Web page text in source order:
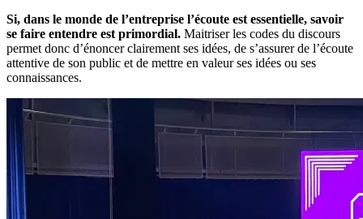
Si, dans le monde de l’entreprise l’écoute est essentielle, savoir
se faire entendre est primordial. Maitriser les codes du discours
permet donc d’énoncer clairement ses idées, de s’assurer de l’écoute
attentive de son public et de mettre en valeur ses idées ou ses
connaissances.